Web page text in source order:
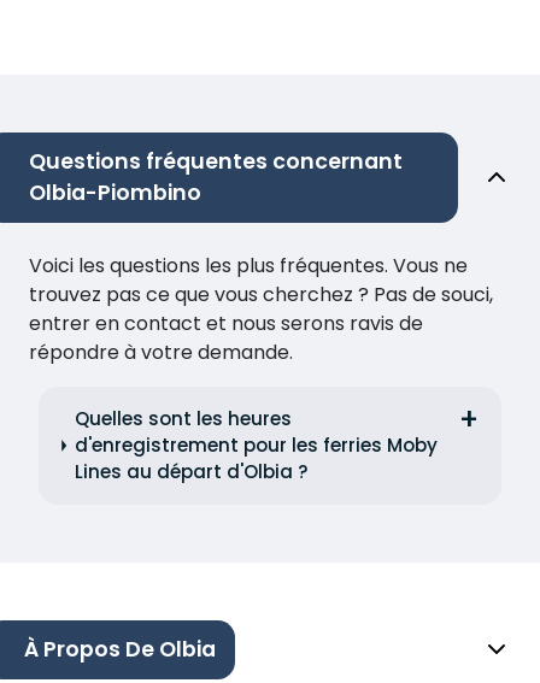
Questions fréquentes concernant
Olbia-Piombino
Voici les questions les plus fréquentes. Vous ne
trouvez pas ce que vous cherchez ? Pas de souci,
entrer en contact et nous serons ravis de
répondre à votre demande.
Quelles sont les heures
d'enregistrement pour les ferries Moby
Lines au départ d'Olbia ?
À Propos De Olbia